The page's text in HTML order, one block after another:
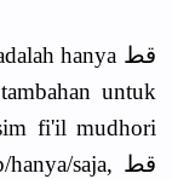
untuk